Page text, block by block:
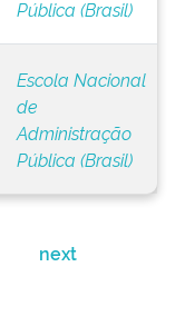
Pública (Brasil)
Escola Nacional
de
Administração
Pública (Brasil)
next